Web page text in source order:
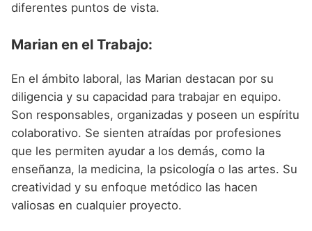
diferentes puntos de vista.
Marian en el Trabajo:
En el ámbito laboral, las Marian destacan por su
diligencia y su capacidad para trabajar en equipo.
Son responsables, organizadas y poseen un espíritu
colaborativo. Se sienten atraídas por profesiones
que les permiten ayudar a los demás, como la
enseñanza, la medicina, la psicología o las artes. Su
creatividad y su enfoque metódico las hacen
valiosas en cualquier proyecto.